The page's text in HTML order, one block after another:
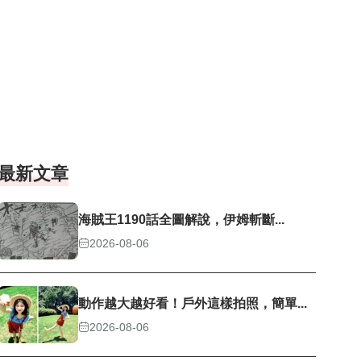
新文章
海賊王1190話全圖解說，伊姆斬斷...
2026-08-06
動作越大越好看！戶外這樣拍照，簡單...
2026-08-06